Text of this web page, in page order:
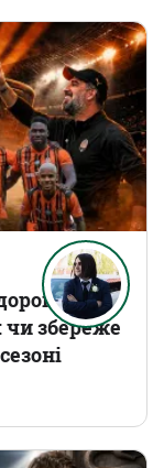
чи збереже